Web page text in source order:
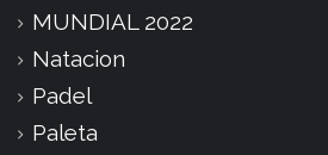
MUNDIAL 2022
Natacion
Padel
Paleta